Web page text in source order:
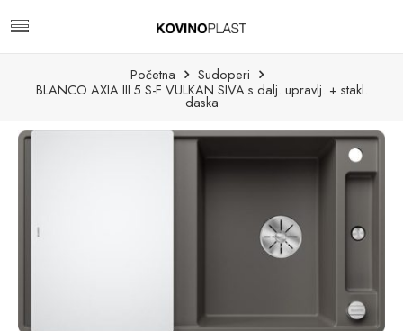
Početna
Sudoperi
BLANCO AXIA III 5 S-F VULKAN SIVA s dalj. upravlj. + stakl.
daska